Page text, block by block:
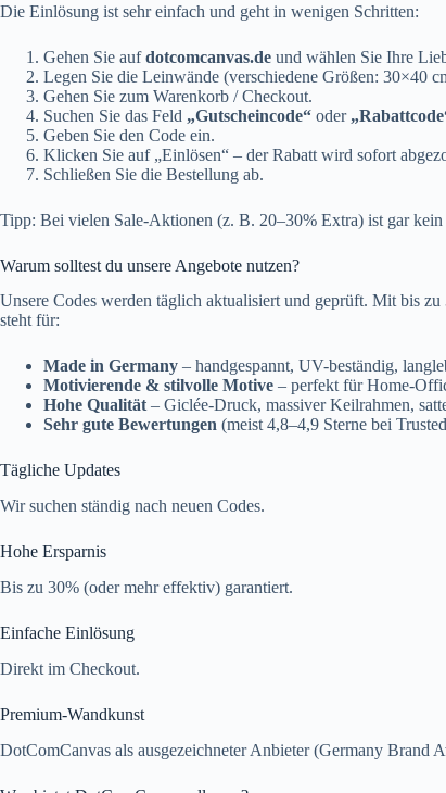
Die Einlösung ist sehr einfach und geht in wenigen Schritten:
Gehen Sie aufdotcomcanvas.de und wählen Sie Ihre
Legen Sie die Leinwände (verschiedene Größen: 30×40
Gehen Sie zum Warenkorb / Checkout.
Suchen Sie das Feld „Gutscheincode“ oder
Geben Sie den Code ein.
Klicken Sie auf „Einlösen“ – der Rabatt wird sofort
Schließen Sie die Bestellung ab.
Tipp: Bei vielen Sale-Aktionen (z. B. 20–30% Extra) ist gar
Warum solltest du unsere Angebote nutzen?
Unsere Codes werden täglich aktualisiert und geprüft. Mit bis
steht für:
Made in Germany – handgespannt, UV-beständig,
Motivierende & stilvolle Motive – perfekt für Home-
Hohe Qualität – Giclée-Druck, massiver Keilrahmen,
Sehr gute Bewertungen (meist 4,8–4,9 Sterne bei
Tägliche Updates
Wir suchen ständig nach neuen Codes.
Hohe Ersparnis
Bis zu 30% (oder mehr effektiv) garantiert.
Einfache Einlösung
Direkt im Checkout.
Premium-Wandkunst
DotComCanvas als ausgezeichneter Anbieter (Germany Brand